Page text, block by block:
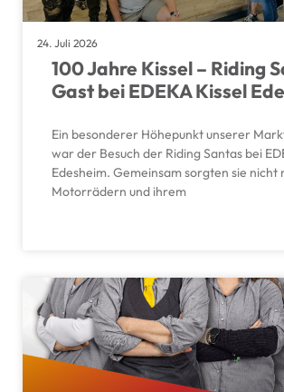
100 Jahre Kissel – Riding
Gast bei EDEKA Kissel
Ein beson­derer Höhepunkt unserer
war der Besuch der Riding Santas bei
Edesheim. Gemeinsam sorgten sie nicht
Motor­rä­dern und ihrem
24. Juli 2026